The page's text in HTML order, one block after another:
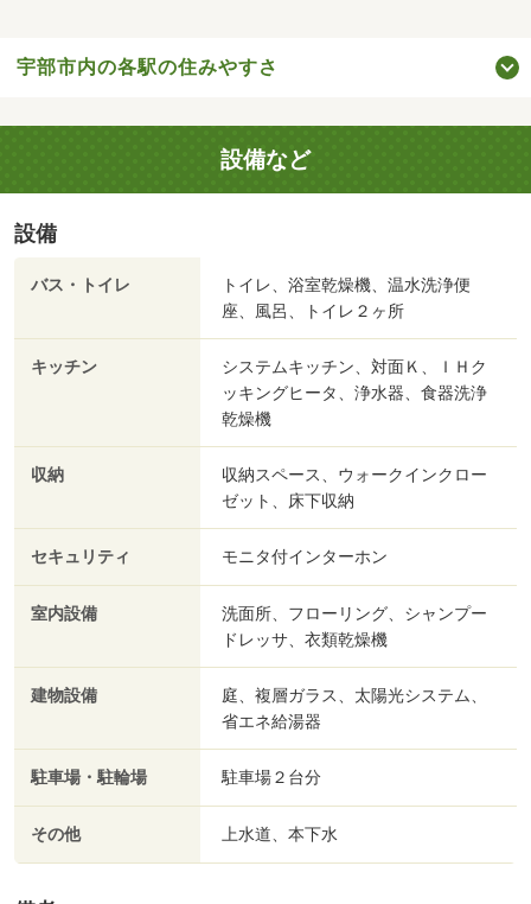
宇部市内の各駅の住みやすさ
設備など
設備
バス・トイレ
トイレ、浴室乾燥機、温水洗浄便
座、風呂、トイレ２ヶ所
キッチン
システムキッチン、対面Ｋ、ＩＨク
ッキングヒータ、浄水器、食器洗浄
乾燥機
収納
収納スペース、ウォークインクロー
ゼット、床下収納
セキュリティ モニタ付インターホン
室内設備
洗面所、フローリング、シャンプー
ドレッサ、衣類乾燥機
建物設備
庭、複層ガラス、太陽光システム、
省エネ給湯器
駐車場・駐輪場 駐車場２台分
その他 上水道、本下水